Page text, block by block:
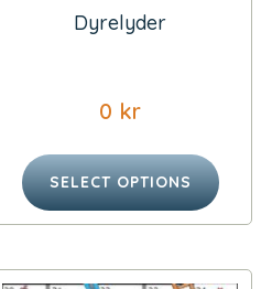
Dyrelyder
0 kr
SELECT OPTIONS